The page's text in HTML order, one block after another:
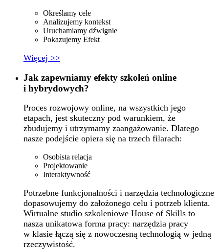
Określamy cele
Analizujemy kontekst
Uruchamiamy dźwignie
Pokazujemy Efekt
Więcej >>
Jak zapewniamy efekty szkoleń online
i hybrydowych?
Proces rozwojowy online, na wszystkich jego
etapach, jest skuteczny pod warunkiem, że
zbudujemy i utrzymamy zaangażowanie. Dlatego
nasze podejście opiera się na trzech filarach:
Osobista relacja
Projektowanie
Interaktywność
Potrzebne funkcjonalności i narzędzia technologiczne
dopasowujemy do założonego celu i potrzeb klienta.
Wirtualne studio szkoleniowe House of Skills to
nasza unikatowa forma pracy: narzędzia pracy
w klasie łączą się z nowoczesną technologią w jedną
rzeczywistość.